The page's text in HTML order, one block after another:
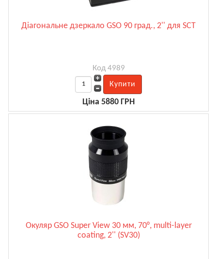
Діагональне дзеркало GSO 90 град., 2'' для SCT
Код 4989
Ціна 5880 ГРН
Окуляр GSO Super View 30 мм, 70°, multi-layer
coating, 2'' (SV30)